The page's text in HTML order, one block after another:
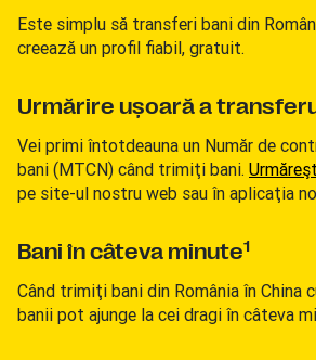
Este simplu să transferi bani din
creează un profil fiabil, gratuit.
Urmărire uşoară a
Vei primi întotdeauna un Număr de
bani (MTCN) când trimiţi bani.
pe site-ul nostru web sau în aplicaţia
Bani în câteva minute1
Când trimiţi bani din România în China
banii pot ajunge la cei dragi în câteva